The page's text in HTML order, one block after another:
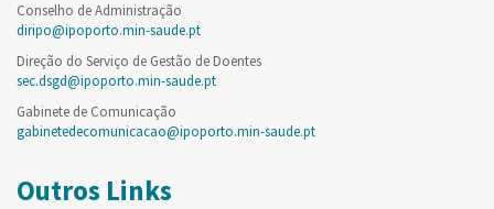
Conselho de Administração
diripo@ipoporto.min-saude.pt
Direção do Serviço de Gestão de Doentes
sec.dsgd@ipoporto.min-saude.pt
Gabinete de Comunicação
gabinetedecomunicacao@ipoporto.min-saude.pt
Outros Links